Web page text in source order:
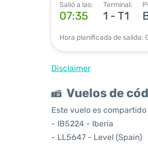
Salió a las:
07:35
Terminal:
1 - T1
Hora planificada de salida:
Disclaimer
Vuelos de
Este vuelo es
- IB5224 - Iberia
- LL5647 - Level (Spain)